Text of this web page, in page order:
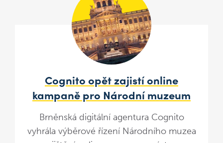
Cognito opět zajistí online
kampaně pro Národní muzeum
Brněnská digitální agentura Cognito
vyhrála výběrové řízení Národního muzea